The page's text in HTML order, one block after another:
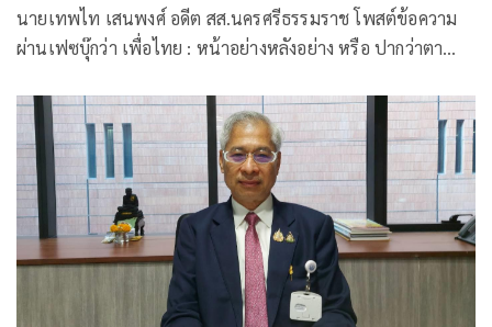
นายเทพไท เสนพงศ์ อดีต สส.นครศรีธรรมราช โพสต์ข้อความ
ผ่านเฟซบุ๊กว่า เพื่อไทย : หน้าอย่างหลังอย่าง หรือ ปากว่าตา